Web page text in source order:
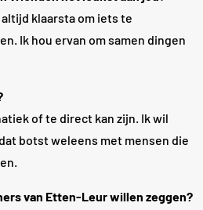
klaarsta om iets te
Ik hou ervan om samen dingen
of te direct kan zijn. Ik wil
botst weleens met mensen die
van Etten-Leur willen zeggen?